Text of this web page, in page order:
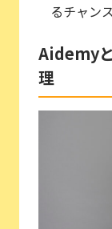
るチャン
Aidemy
理